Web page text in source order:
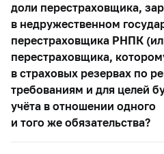
доли перестраховщика,
в недружественном
перестраховщика РНПК
перестраховщика,
в страховых резервах по
требованиям и для целей
учёта в отношении одного
и того же обязательства?